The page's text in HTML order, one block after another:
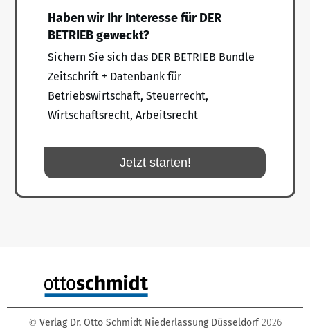
Haben wir Ihr Interesse für DER
BETRIEB geweckt?
Sichern Sie sich das DER BETRIEB Bundle
Zeitschrift + Datenbank für
Betriebswirtschaft, Steuerrecht,
Wirtschaftsrecht, Arbeitsrecht
Jetzt starten!
© Verlag Dr. Otto Schmidt Niederlassung Düsseldorf 2026